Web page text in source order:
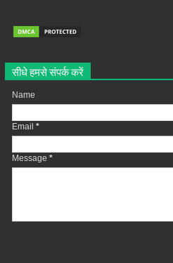
सीधे हमसे संपर्क करें
Name
Email *
Message *